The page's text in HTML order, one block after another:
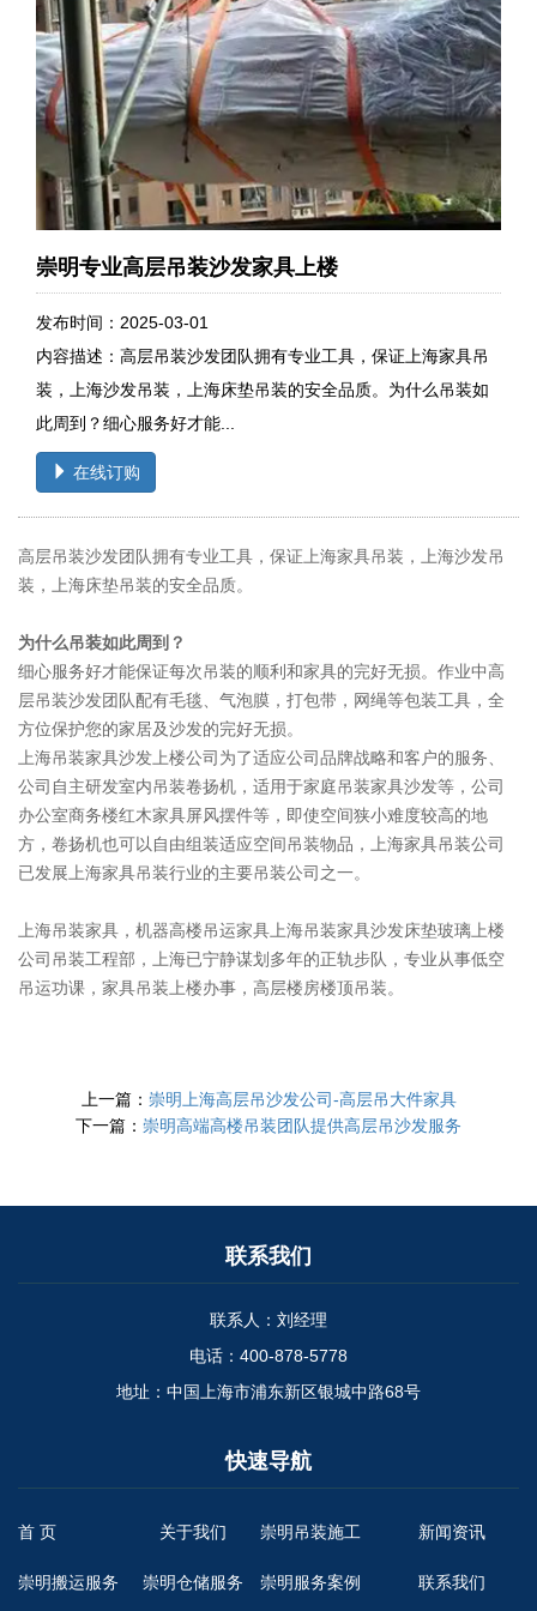
崇明专业高层吊装沙发家具上楼
发布时间：2025-03-01
内容描述：高层吊装沙发团队拥有专业工具，保证上海家具吊
装，上海沙发吊装，上海床垫吊装的安全品质。为什么吊装如
此周到？细心服务好才能...
在线订购
高层吊装沙发团队拥有专业工具，保证上海家具吊装，上海沙发吊
装，上海床垫吊装的安全品质。
为什么吊装如此周到？
细心服务好才能保证每次吊装的顺利和家具的完好无损。作业中高
层吊装沙发团队配有毛毯、气泡膜，打包带，网绳等包装工具，全
方位保护您的家居及沙发的完好无损。
上海吊装家具沙发上楼公司为了适应公司品牌战略和客户的服务、
公司自主研发室内吊装卷扬机，适用于家庭吊装家具沙发等，公司
办公室商务楼红木家具屏风摆件等，即使空间狭小难度较高的地
方，卷扬机也可以自由组装适应空间吊装物品，上海家具吊装公司
已发展上海家具吊装行业的主要吊装公司之一。
上海吊装家具，机器高楼吊运家具上海吊装家具沙发床垫玻璃上楼
公司吊装工程部，上海已宁静谋划多年的正轨步队，专业从事低空
吊运功课，家具吊装上楼办事，高层楼房楼顶吊装。
上一篇： 崇明上海高层吊沙发公司-高层吊大件家具
下一篇： 崇明高端高楼吊装团队提供高层吊沙发服务
联系我们
联系人：刘经理
电话：400-878-5778
地址：中国上海市浦东新区银城中路68号
快速导航
首 页 关于我们 崇明吊装施工 新闻资讯
崇明搬运服务 崇明仓储服务 崇明服务案例 联系我们